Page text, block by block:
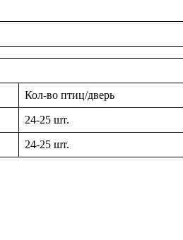
Кол-во птиц/дверь
24-25 шт.
24-25 шт.